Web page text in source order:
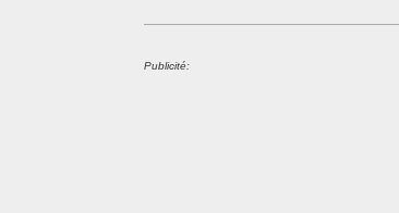
Publicité: